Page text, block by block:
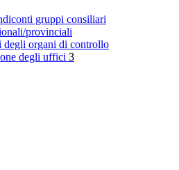
gruppi consiliari
provinciali
degli organi di controllo
degli uffici 3